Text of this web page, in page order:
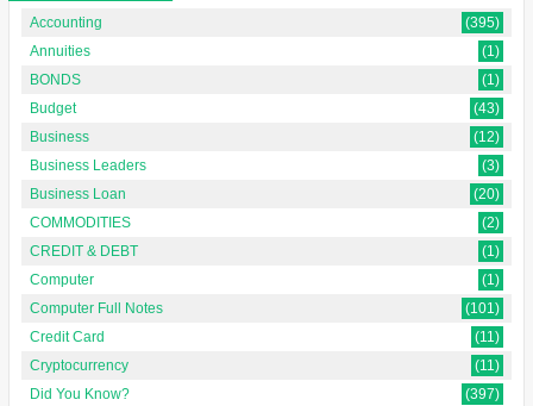
Accounting
(395)
Annuities
(1)
BONDS
(1)
Budget
(43)
Business
(12)
Business Leaders
(3)
Business Loan
(20)
COMMODITIES
(2)
CREDIT & DEBT
(1)
Computer
(1)
Computer Full Notes
(101)
Credit Card
(11)
Cryptocurrency
(11)
Did You Know?
(397)